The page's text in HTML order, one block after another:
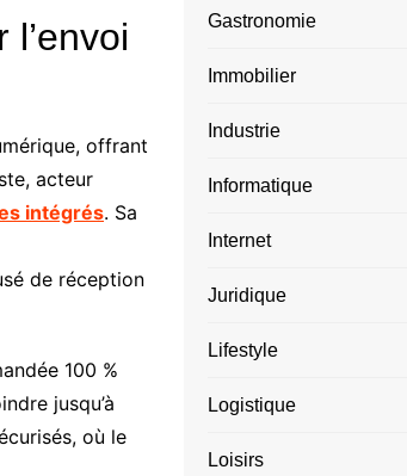
offrant
acteur
intégrés. Sa
de réception
100 %
jusqu’à
où le
Gastronomie
Immobilier
Industrie
Informatique
Internet
Juridique
Lifestyle
Logistique
Loisirs